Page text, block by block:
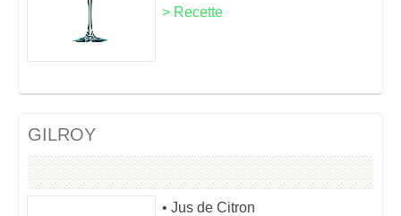
> Recette
GILROY
• Jus de Citron